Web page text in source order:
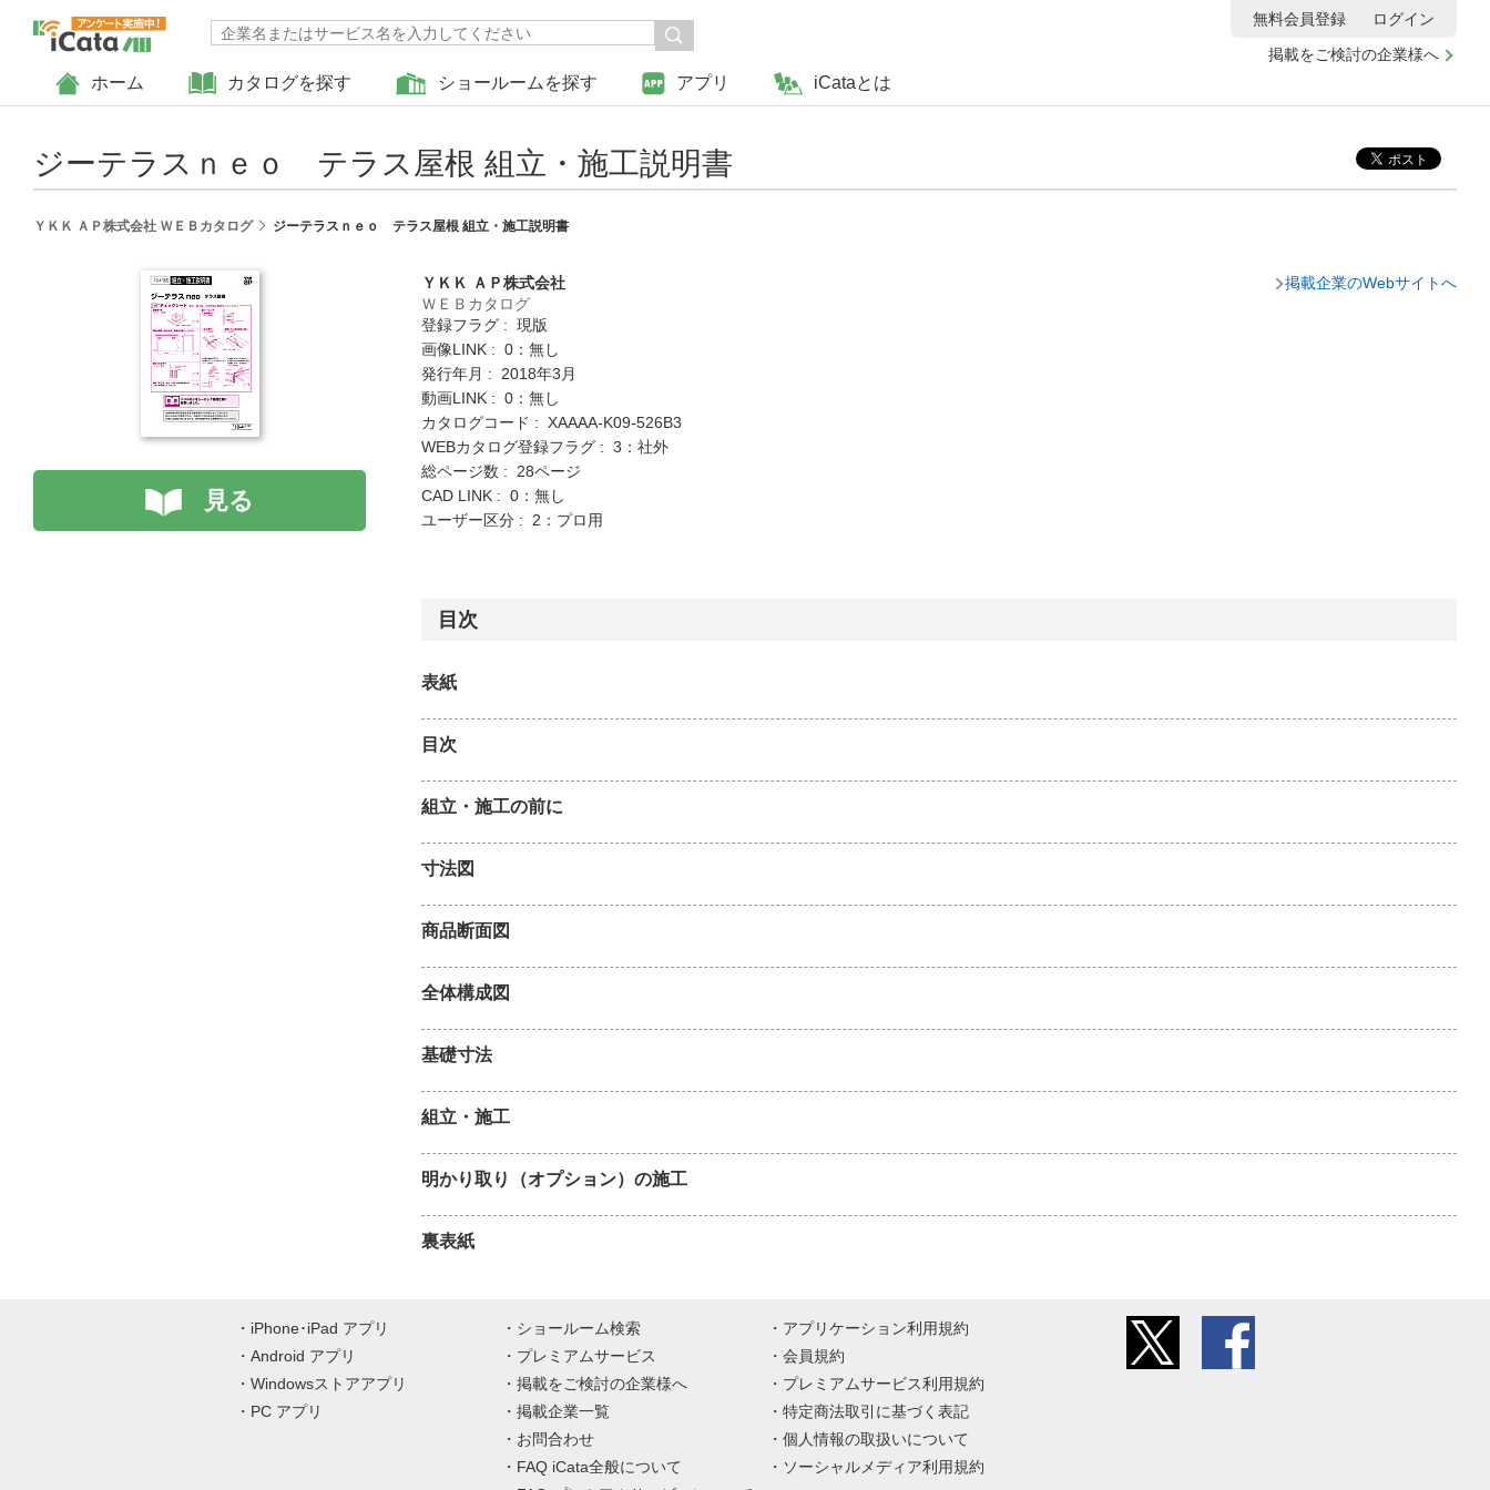
ホーム カタログを探す ショールームを探す アプリ iCataとは
掲載をご検討の企業様へ
無料会員登録 ログイン
ジーテラスｎｅｏ テラス屋根 組立・施工説明書
ＹＫＫ ＡＰ株式会社 ＷＥＢカタログ ジーテラスｎｅｏ テラス屋根 組立・施工説明書
見る
ＹＫＫ ＡＰ株式会社
ＷＥＢカタログ
登録フラグ : 現版
画像LINK : 0：無し
発行年月 : 2018年3月
動画LINK : 0：無し
カタログコード : XAAAA-K09-526B3
WEBカタログ登録フラグ : 3：社外
総ページ数 : 28ページ
CAD LINK : 0：無し
ユーザー区分 : 2：プロ用
掲載企業のWebサイトへ
目次
表紙
目次
組立・施工の前に
寸法図
商品断面図
全体構成図
基礎寸法
組立・施工
明かり取り（オプション）の施工
裏表紙
iPhone･iPad アプリ
Android アプリ
Windowsストアアプリ
PC アプリ
ショールーム検索
プレミアムサービス
掲載をご検討の企業様へ
掲載企業一覧
お問合わせ
FAQ iCata全般について
アプリケーション利用規約
会員規約
プレミアムサービス利用規約
特定商法取引に基づく表記
個人情報の取扱いについて
ソーシャルメディア利用規約